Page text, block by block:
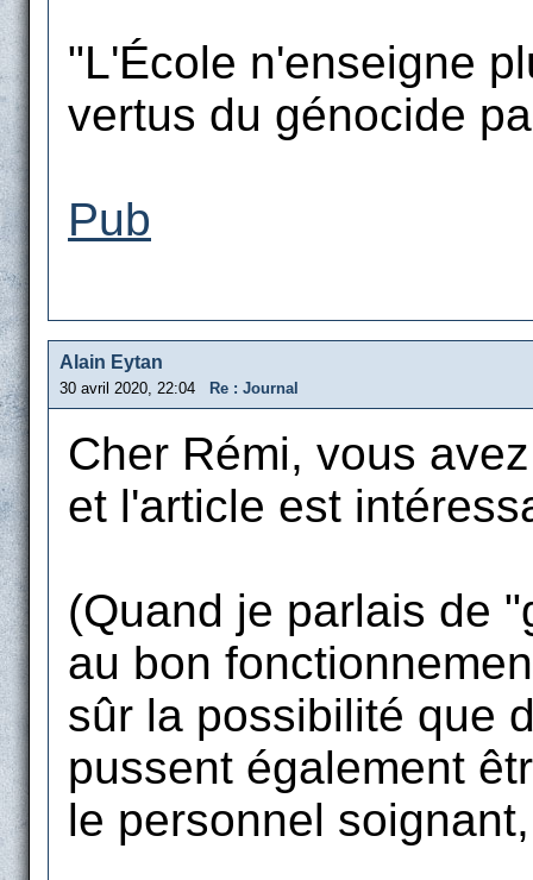
"L'École n'enseigne
vertus du génocide
Pub
Alain Eytan
30 avril 2020, 22:04 Re : Journal
Cher Rémi, vous
et l'article est
(Quand je parlais de
au bon
sûr la possibilité que
pussent également
le personnel